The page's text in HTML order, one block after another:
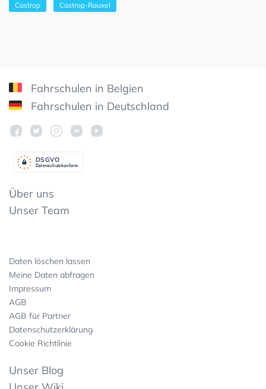
Castrop Castrop-Rauxel
Fahrschulen in Belgien
Fahrschulen in Deutschland
Datenschutzkonform
DSGVO
Über uns
Unser Team
Daten löschen lassen
Meine Daten abfragen
Impressum
AGB
AGB für Partner
Datenschutzerklärung
Cookie Richtlinie
Unser Blog